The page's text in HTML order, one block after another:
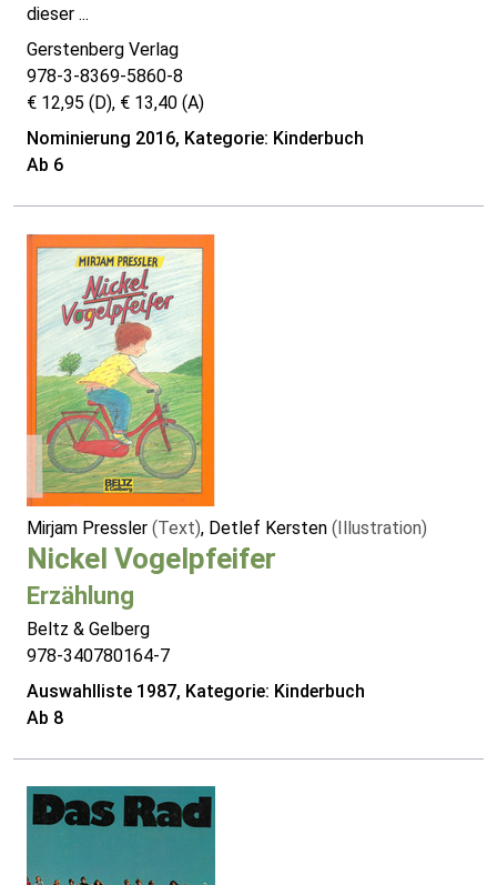
dieser ...
Gerstenberg Verlag
978-3-8369-5860-8
€ 12,95 (D), € 13,40 (A)
Nominierung 2016, Kategorie: Kinderbuch
Ab 6
Mirjam Pressler (Text), Detlef Kersten (Illustration)
Nickel Vogelpfeifer
Erzählung
Beltz & Gelberg
978-340780164-7
Auswahlliste 1987, Kategorie: Kinderbuch
Ab 8